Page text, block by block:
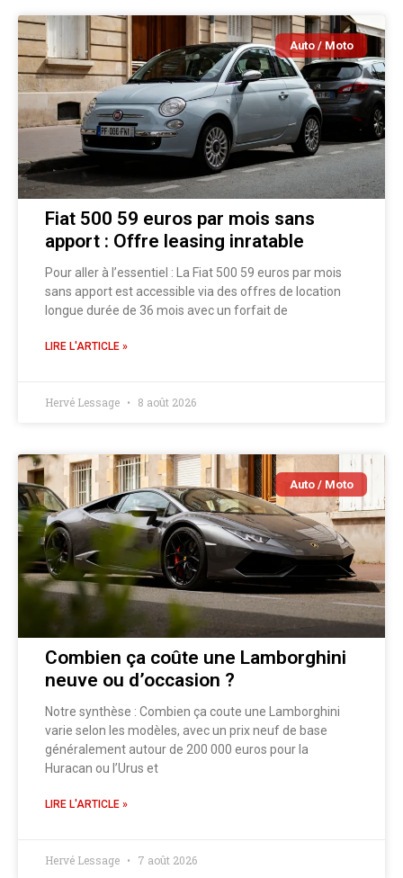
Auto / Moto
Fiat 500 59 euros par mois sans
apport : Offre leasing inratable
Pour aller à l’essentiel : La Fiat 500 59 euros par mois
sans apport est accessible via des offres de location
longue durée de 36 mois avec un forfait de
LIRE L'ARTICLE »
Hervé Lessage 8 août 2026
Auto / Moto
Combien ça coûte une Lamborghini
neuve ou d’occasion ?
Notre synthèse : Combien ça coute une Lamborghini
varie selon les modèles, avec un prix neuf de base
généralement autour de 200 000 euros pour la
Huracan ou l’Urus et
LIRE L'ARTICLE »
Hervé Lessage 7 août 2026